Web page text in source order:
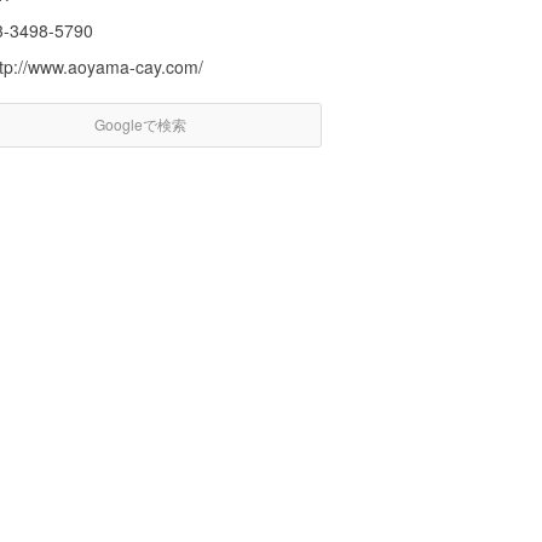
3498-5790
www.aoyama-cay.com/
Googleで検索